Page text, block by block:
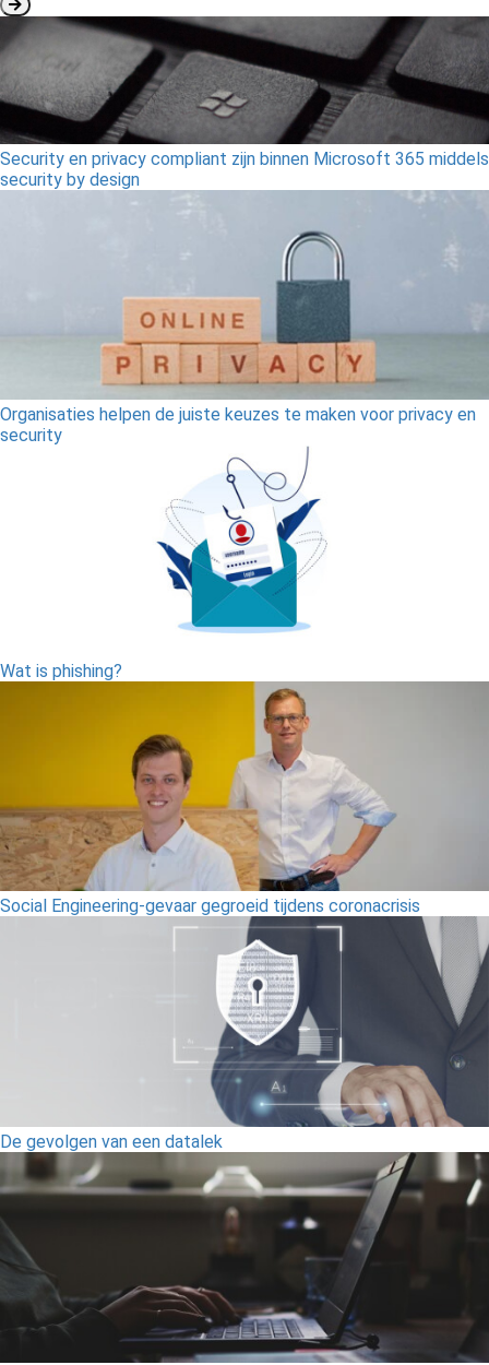
Security en privacy compliant zijn binnen Microsoft 365 middels
security by design
Organisaties helpen de juiste keuzes te maken voor privacy en
security
Wat is phishing?
Social Engineering-gevaar gegroeid tijdens coronacrisis
De gevolgen van een datalek